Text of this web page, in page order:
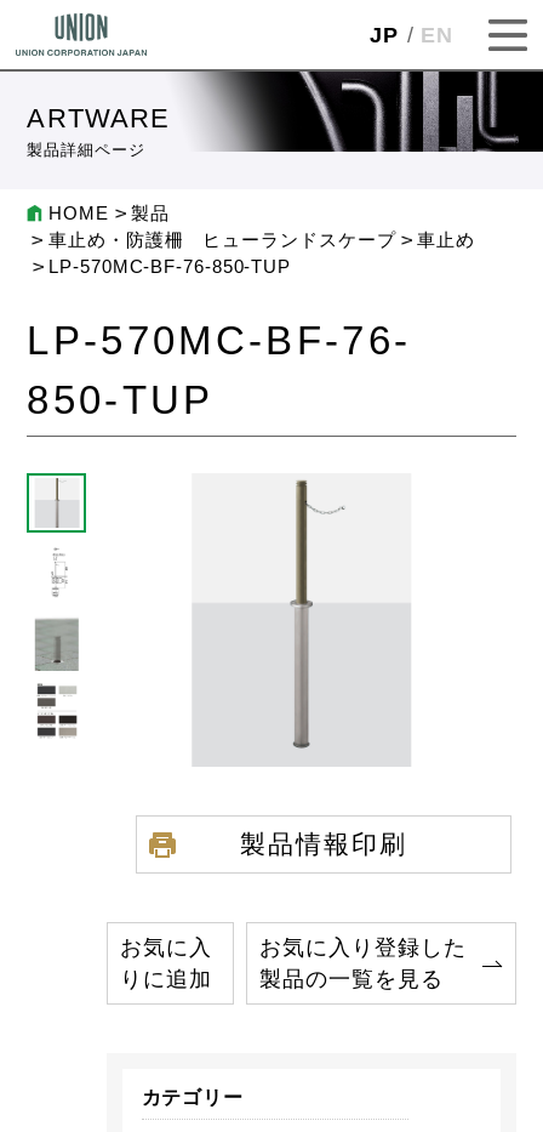
JP EN
ARTWARE
製品詳細ページ
HOME
製品
車止め・防護柵 ヒューランドスケープ
車止め
LP-570MC-BF-76-850-TUP
LP-570MC-BF-76-
850-TUP
製品情報印刷
お気に入
りに追加
お気に入り登録した
製品の一覧を見る
カテゴリー